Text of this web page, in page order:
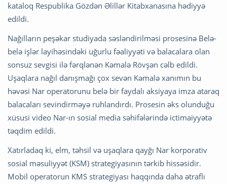
kataloq Respublika Gözdən Əlillər Kitabxanasına hədiyyə
edildi.
Nağılların peşəkar studiyada səsləndirilməsi prosesinə Belə-
belə işlər layihəsindəki uğurlu fəaliyyəti və balacalara olan
sonsuz sevgisi ilə fərqlənən Kəmalə Rövşən cəlb edildi.
Uşaqlara nağıl danışmağı çox sevən Kəmalə xanımın bu
həvəsi Nar operatorunu belə bir faydalı aksiyaya imza ataraq
balacaları sevindirməyə ruhlandırdı. Prosesin əks olunduğu
xüsusi video Nar-ın sosial media səhifələrində ictimaiyyətə
təqdim edildi.
Xatırladaq ki, elm, təhsil və uşaqlara qayğı Nar korporativ
sosial məsuliyyət (KSM) strategiyasının tərkib hissəsidir.
Mobil operatorun KMS strategiyası haqqında daha ətraflı